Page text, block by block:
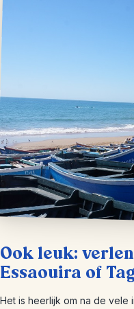
Ook leuk:
Essaouira of
Het is heerlijk om na de